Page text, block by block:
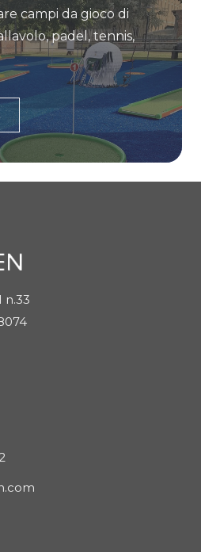
campi da gioco di
padel, tennis,
n.33